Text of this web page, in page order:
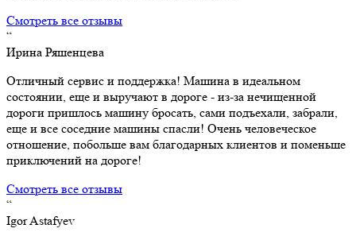
Смотреть все отзывы
“
Ирина Ряшенцева
Отличный сервис и поддержка! Машина в идеальном
состоянии, еще и выручают в дороге - из-за нечищенной
дороги пришлось машину бросать, сами подъехали, забрали,
еще и все соседние машины спасли! Очень человеческое
отношение, побольше вам благодарных клиентов и поменьше
приключений на дороге!
Смотреть все отзывы
“
Igor Astafyev